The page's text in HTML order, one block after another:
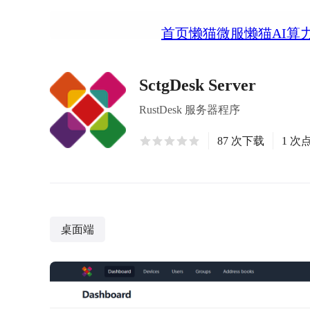
首页懒猫微服懒猫AI算
SctgDesk Server
RustDesk 服务器程序
87 次下载 1 次
桌面端